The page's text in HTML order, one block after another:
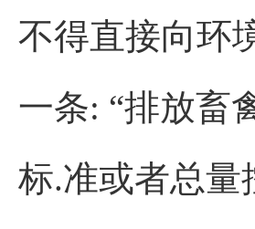
不得直接向环
一条: “排放畜
标.准或者总量